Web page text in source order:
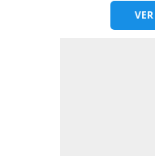
VER